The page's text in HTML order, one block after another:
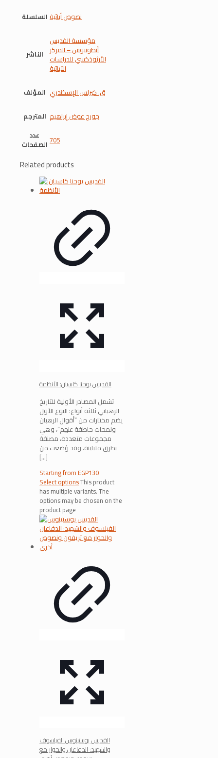
السلسلة نصوص أبائية
الناشر
مؤسسة القديس
أنطونيوس – المركز
الأرثوذكسي للدراسات
الآبائية
المؤلف ق. كيرلس الإسكندري
المترجم جورج عوض إبراهيم
عدد
الصفحات 705
Related products
القديس يوحنا كاسيان: الأنظمة
تشمل المصادر الأولية للتاريخ
الرهباني ثلاثة أنواع: النوع الأول
يضم مختارات من “أقوال الرهبان
ولمحات خاطفة عنهم”، وهي
مجموعات متعددة، مصنفة
بطرق متباينة. وقد وُضعت من
[…]
Starting fromEGP130
Select optionsThis product
has multiple variants. The
options may be chosen on the
product page
القديس يوستينوس الفيلسوف
والشهيد: الدفاعان والحوار مع